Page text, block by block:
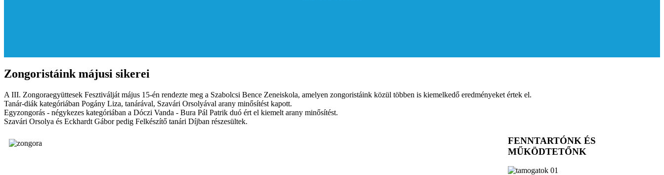
Zongoristáink májusi sikerei
A III. Zongoraegyüttesek Fesztiválját május 15-én rendezte meg a Szabolcsi Bence Zeneiskola, amelyen zongoristáink közül többen is kiemelkedő eredményeket értek el.
Tanár-diák kategóriában Pogány Liza, tanárával, Szavári Orsolyával arany minősítést kapott.
Egyzongorás - négykezes kategóriában a Dóczi Vanda - Bura Pál Patrik duó ért el kiemelt arany minősítést.
Szavári Orsolya és Eckhardt Gábor pedig Felkészítő tanári Díjban részesültek.
FENNTARTÓNK ÉS
MŰKÖDTETŐNK